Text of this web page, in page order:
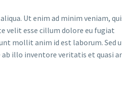
Ut enim ad minim veniam,
velit esse cillum dolore eu fugiat
mollit anim id est laborum. Sed
illo inventore veritatis et quasi